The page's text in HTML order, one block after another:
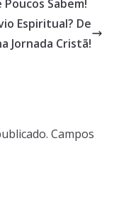
Sabem!
Espiritual? De
Jornada Cristã!
Campos